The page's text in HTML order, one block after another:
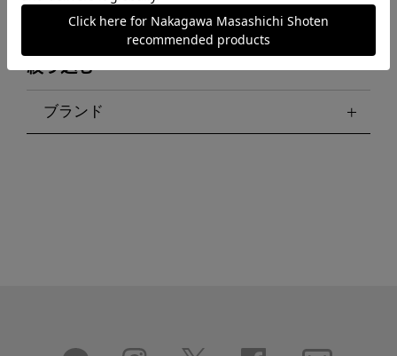
絞り込む
ブランド